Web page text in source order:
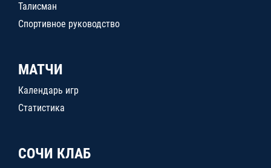
Талисман
Спортивное руководство
МАТЧИ
Календарь игр
Статистика
СОЧИ КЛАБ